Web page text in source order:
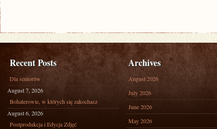
Recent Posts
Dla seniorów
August 7, 2026
Bohaterowie, w których się zakochasz
August 6, 2026
Postprodukcja i Edycja Zdjęć
Archives
August 2026
July 2026
June 2026
May 2026